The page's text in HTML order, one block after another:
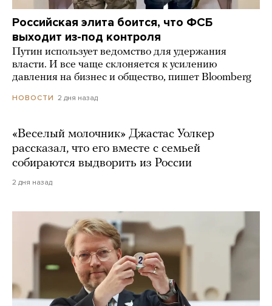
Российская элита боится, что ФСБ
выходит из-под контроля
Путин использует ведомство для удержания
власти. И все чаще склоняется к усилению
давления на бизнес и общество, пишет Bloomberg
НОВОСТИ 2 дня назад
«Веселый молочник» Джастас Уолкер
рассказал, что его вместе с семьей
собираются выдворить из России
2 дня назад